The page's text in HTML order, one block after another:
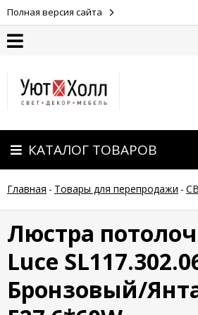
Полная версия сайта
Оплата
Доставка
Гарантия
возврат
Новости
Полезные
КАТАЛОГ ТОВАРОВ
Главная - Товары для перепродажи -
Люстра
Luce
Бронзовый/